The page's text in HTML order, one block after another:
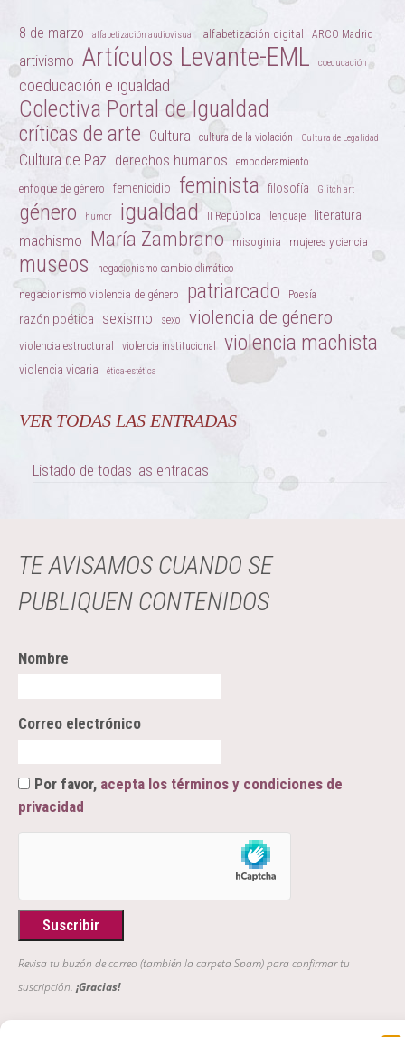
8 de marzo alfabetización audiovisual alfabetización digital ARCO Madrid
artivismo Artículos Levante-EML coeducación
coeducación e igualdad
Colectiva Portal de Igualdad
críticas de arte Cultura cultura de la violación Cultura de Legalidad
Cultura de Paz derechos humanos empoderamiento
enfoque de género femenicidio feminista filosofía Glitch art
género humor igualdad II República lenguaje literatura
machismo María Zambrano misoginia mujeres y ciencia
museos negacionismo cambio climático
negacionismo violencia de género patriarcado Poesía
razón poética sexismo sexo violencia de género
violencia estructural violencia institucional violencia machista
violencia vicaria ética-estética
VER TODAS LAS ENTRADAS
Listado de todas las entradas
TE AVISAMOS CUANDO SE
PUBLIQUEN CONTENIDOS
Nombre
Correo electrónico
Por favor, acepta los términos y condiciones de
privacidad
Revisa tu buzón de correo (también la carpeta Spam) para confirmar tu
suscripción. ¡Gracias!